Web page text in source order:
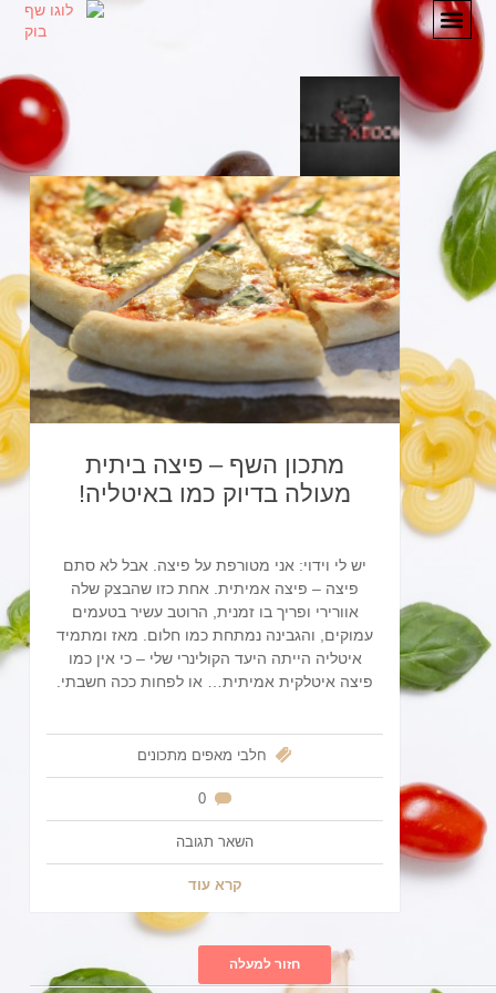
מתכונים
המלצות
אודות
יצירת קשר
מתכון השף – פיצה ביתית
מעולה בדיוק כמו באיטליה!
יש לי וידוי: אני מטורפת על פיצה. אבל לא סתם
פיצה – פיצה אמיתית. אחת כזו שהבצק שלה
אוורירי ופריך בו זמנית, הרוטב עשיר בטעמים
עמוקים, והגבינה נמתחת כמו חלום. מאז ומתמיד
איטליה הייתה היעד הקולינרי שלי – כי אין כמו
פיצה איטלקית אמיתית… או לפחות ככה חשבתי.
חלבי מאפים מתכונים
0
השאר תגובה
קרא עוד
חזור למעלה